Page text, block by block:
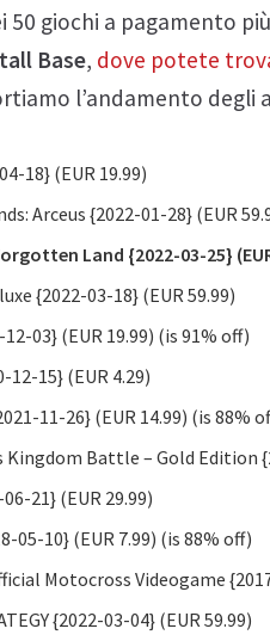
50 giochi a pagamento
Base, dove potete
l’andamento degli
18} (EUR 19.99)
Arceus {2022-01-28} (EUR
Land {2022-03-25}
{2022-03-18} (EUR 59.99)
03} (EUR 19.99) (is 91% off)
12-15} (EUR 4.29)
11-26} (EUR 14.99) (is 88%
Kingdom Battle – Gold Edition
21} (EUR 29.99)
05-10} (EUR 7.99) (is 88% off)
Motocross Videogame
{2022-03-04} (EUR 59.99)